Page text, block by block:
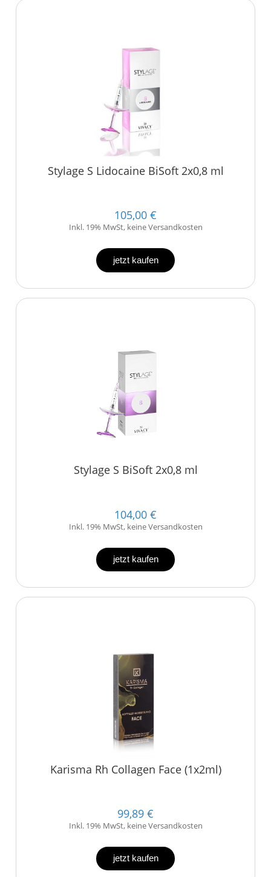
Stylage S Lidocaine BiSoft 2x0,8 ml
105,00 €
Inkl. 19% MwSt, keine Versandkosten
jetzt kaufen
Stylage S BiSoft 2x0,8 ml
104,00 €
Inkl. 19% MwSt, keine Versandkosten
jetzt kaufen
Karisma Rh Collagen Face (1x2ml)
99,89 €
Inkl. 19% MwSt, keine Versandkosten
jetzt kaufen